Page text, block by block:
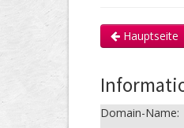
Hauptseite
Domain-Name: